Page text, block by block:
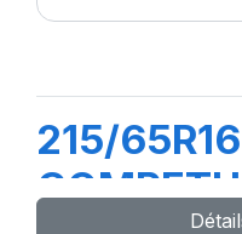
215/